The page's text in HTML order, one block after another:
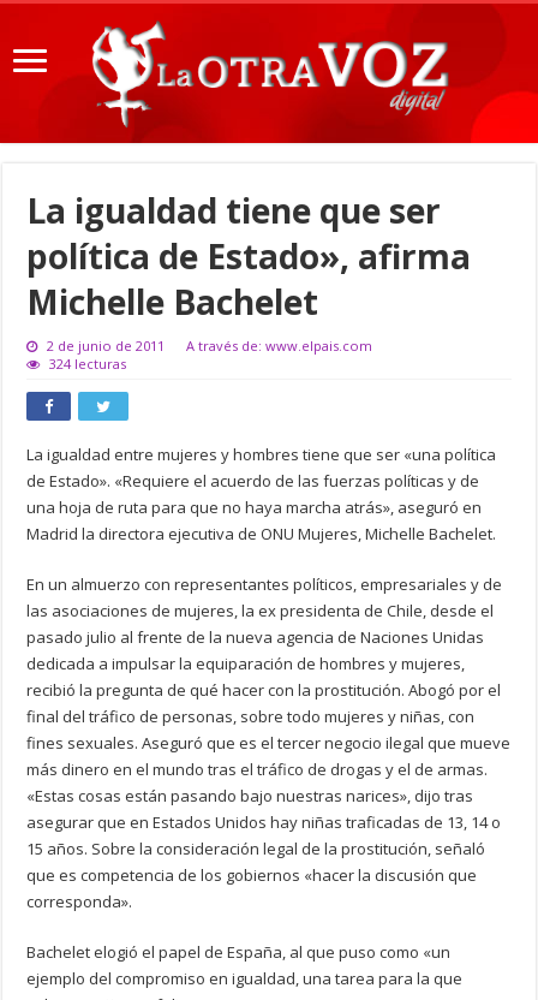
La igualdad tiene que ser
política de Estado», afirma
Michelle Bachelet
2 de junio de 2011
A través de: www.elpais.com
324 lecturas
La igualdad entre mujeres y hombres tiene que ser «una política
de Estado». «Requiere el acuerdo de las fuerzas políticas y de
una hoja de ruta para que no haya marcha atrás», aseguró en
Madrid la directora ejecutiva de ONU Mujeres, Michelle Bachelet.
En un almuerzo con representantes políticos, empresariales y de
las asociaciones de mujeres, la ex presidenta de Chile, desde el
pasado julio al frente de la nueva agencia de Naciones Unidas
dedicada a impulsar la equiparación de hombres y mujeres,
recibió la pregunta de qué hacer con la prostitución. Abogó por el
final del tráfico de personas, sobre todo mujeres y niñas, con
fines sexuales. Aseguró que es el tercer negocio ilegal que mueve
más dinero en el mundo tras el tráfico de drogas y el de armas.
«Estas cosas están pasando bajo nuestras narices», dijo tras
asegurar que en Estados Unidos hay niñas traficadas de 13, 14 o
15 años. Sobre la consideración legal de la prostitución, señaló
que es competencia de los gobiernos «hacer la discusión que
corresponda».
Bachelet elogió el papel de España, al que puso como «un
ejemplo del compromiso en igualdad, una tarea para la que